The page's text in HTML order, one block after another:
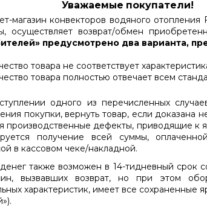
Уважаемые покупатели!
магазин конвекторов водяного
осуществляет возврат/обмен
предусмотрено два варианта,
товара не соответствует
товара полностью отвечает всем
одного из перечисленных
покупки, вернуть товар, если доказана
производственные дефекты, приводящие к
получение всей суммы,
в кассовом чеке/накладной.
также возможен в 14-тидневный срок
вызвавших возврат, но при этом
характеристик, имеет все сохраненные